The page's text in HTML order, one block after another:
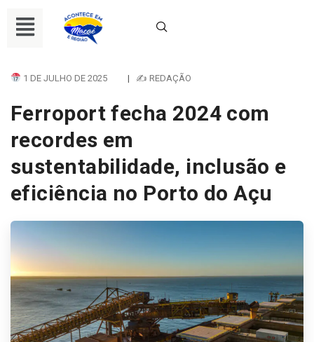
1 DE JULHO DE 2025 | ✍ REDAÇÃO
Ferroport fecha 2024 com
recordes em
sustentabilidade, inclusão e
eficiência no Porto do Açu